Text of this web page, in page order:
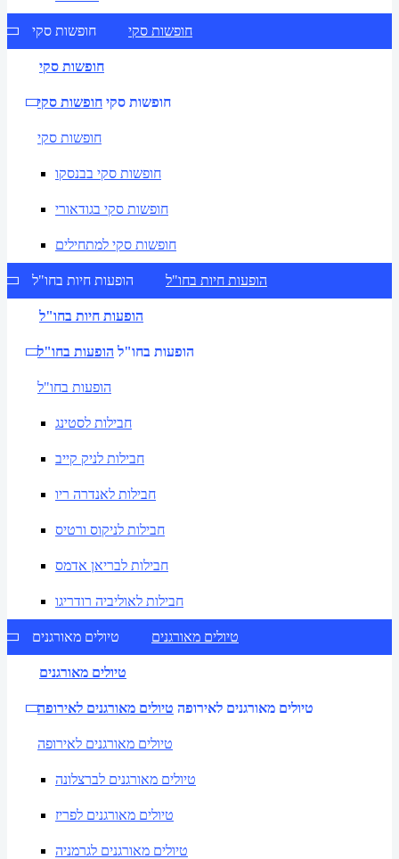
חופשות סקי חופשות סקי
חופשות סקי
חופשות סקי חופשות סקי
חופשות סקי
חופשות סקי בבנסקו
חופשות סקי בגודאורי
חופשות סקי למתחילים
הופעות חיות בחו"ל הופעות חיות בחו"ל
הופעות חיות בחו"ל
הופעות בחו"ל הופעות בחו"ל
הופעות בחו"ל
חבילות לסטינג
חבילות לניק קייב
חבילות לאנדרה ריו
חבילות לניקוס ורטיס
חבילות לבריאן אדמס
חבילות לאוליביה רודריגו
טיולים מאורגנים טיולים מאורגנים
טיולים מאורגנים
טיולים מאורגנים לאירופה טיולים מאורגנים לאירופה
טיולים מאורגנים לאירופה
טיולים מאורגנים לברצלונה
טיולים מאורגנים לפריז
טיולים מאורגנים לגרמניה